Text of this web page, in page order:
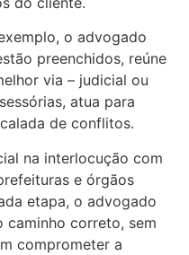
o advogado
preenchidos, reúne
via – judicial ou
atua para
de conflitos.
na interlocução com
e órgãos
etapa, o advogado
caminho correto, sem
comprometer a